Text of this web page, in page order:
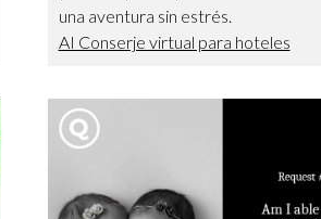
una aventura sin estrés.
AI Conserje virtual para hoteles